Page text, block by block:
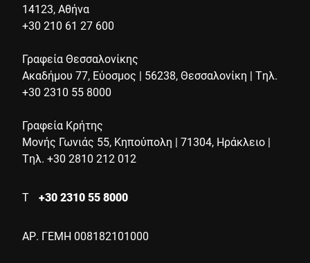
Επιβεβαιώνω ότι συμφωνώ με τη χρήση των δεδομένων μου
για να επεξεργαστώ αυτό το αίτημα. Περισσότερες
δεδομένων*
Anti-Robot Verification
14123, Αθήνα
+30 210 61 27 600
Γραφεία Θεσσαλονίκης
Ακαδήμου 77, Εύοσμος | 56238, Θεσσαλονίκη | Τηλ.
+30 2310 55 8000
Γραφεία Κρήτης
Μονής Γωνιάς 55, Κηπούπολη | 71304, Ηράκλειο |
Τηλ. +30 2810 212 012
Τ +30 2310 55 8000
ΑΡ. ΓΕΜΗ 008182101000